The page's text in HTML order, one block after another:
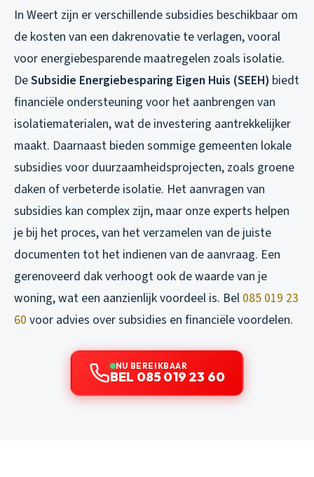
In Weert zijn er verschillende subsidies beschikbaar om
de kosten van een dakrenovatie te verlagen, vooral
voor energiebesparende maatregelen zoals isolatie.
DeSubsidie Energiebesparing Eigen Huis (SEEH) biedt
financiële ondersteuning voor het aanbrengen van
isolatiematerialen, wat de investering aantrekkelijker
maakt. Daarnaast bieden sommige gemeenten lokale
subsidies voor duurzaamheidsprojecten, zoals groene
daken of verbeterde isolatie. Het aanvragen van
subsidies kan complex zijn, maar onze experts helpen
je bij het proces, van het verzamelen van de juiste
documenten tot het indienen van de aanvraag. Een
gerenoveerd dak verhoogt ook de waarde van je
woning, wat een aanzienlijk voordeel is. Bel 085 019 23
60 voor advies over subsidies en financiële voordelen.
NU BEREIKBAAR
BEL 085 019 23 60